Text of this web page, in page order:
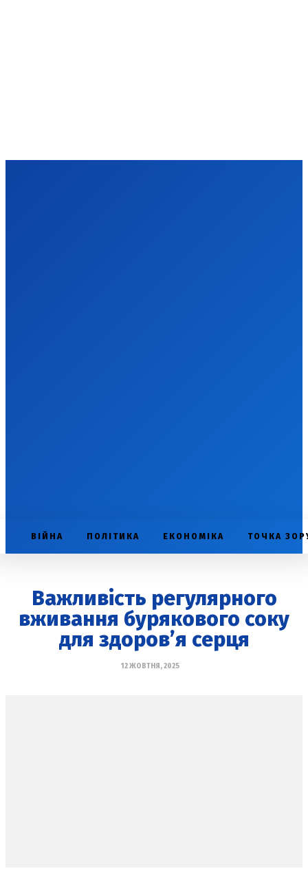
ВІЙНА ПОЛІТИКА ЕКОНОМІКА ТОЧКА
Важливість регулярного
вживання бурякового соку
для здоров’я серця
12 ЖОВТНЯ, 2025